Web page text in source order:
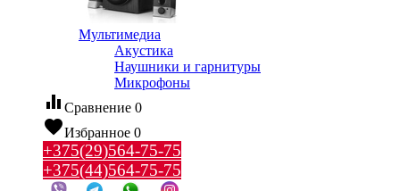
Мультимедиа
Акустика
Наушники и гарнитуры
Микрофоны
equalizer Сравнение 0
favoriteИзбранное 0
+375(29)564-75-75
+375(44)564-75-75